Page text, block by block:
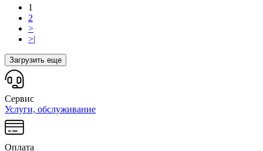
1
2
>
>|
Загрузить еще
Сервис
Услуги, обслуживание
Оплата